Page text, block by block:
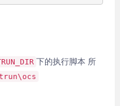
下的执行脚本 所